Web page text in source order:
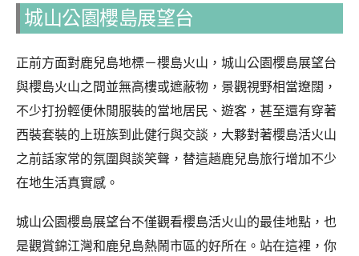
城山公園櫻島展望台
正前方面對鹿兒島地標－櫻島火山，城山公園櫻島展望台
與櫻島火山之間並無高樓或遮蔽物，景觀視野相當遼闊，
不少打扮輕便休閒服裝的當地居民、遊客，甚至還有穿著
西裝套裝的上班族到此健行與交談，大夥對著櫻島活火山
之前話家常的氛圍與談笑聲，替這趟鹿兒島旅行增加不少
在地生活真實感。
城山公園櫻島展望台不僅觀看櫻島活火山的最佳地點，也
是觀賞錦江灣和鹿兒島熱鬧市區的好所在。站在這裡，你